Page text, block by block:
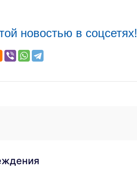
новостью в соцсетях!